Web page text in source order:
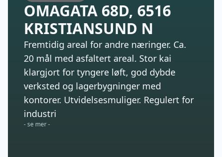
OMAGATA 68D, 6516
KRISTIANSUND N
Fremtidig areal for andre næringer. Ca.
20 mål med asfaltert areal. Stor kai
klargjort for tyngere løft, god dybde
verksted og lagerbygninger med
kontorer. Utvidelsesmuliger. Regulert for
industri
- se mer -